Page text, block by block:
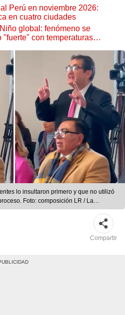
Perú en noviembre 2026:
en cuatro ciudades
global: fenómeno se
con temperaturas
lo insultaron primero y que no utilizó
LR / La
Compartir